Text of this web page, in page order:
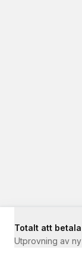
Totalt att betala
Utprovning av